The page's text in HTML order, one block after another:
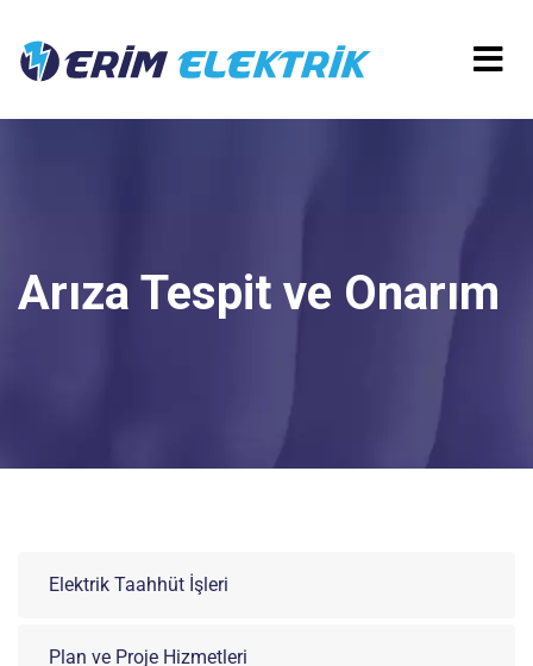
Arıza Tespit ve Onarım
Elektrik Taahhüt İşleri
Plan ve Proje Hizmetleri